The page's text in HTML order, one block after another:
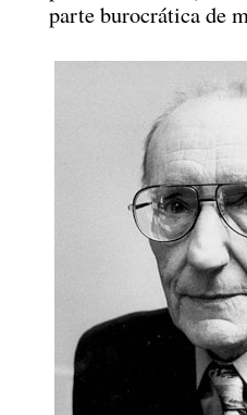
parte burocrática de